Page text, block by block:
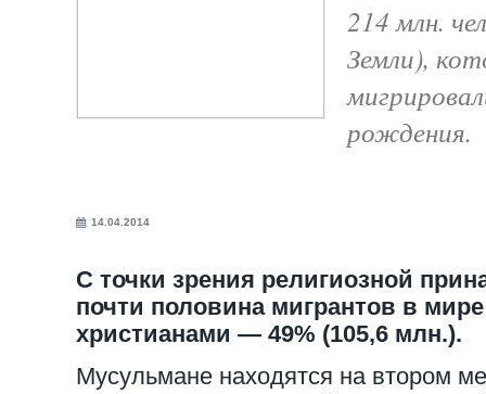
214 млн.
Земли),
рождения.
14.04.2014
С точки зрения религиозной
почти половина мигрантов в
христианами — 49% (105,6 млн.).
Мусульмане находятся на втором